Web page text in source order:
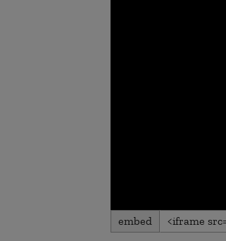
0
seconds
embed